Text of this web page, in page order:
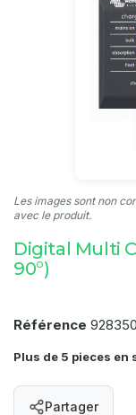
Les images sont non
avec le produit.
Digital Multi
90°)
Référence
Plus de 5 pieces en
Partager